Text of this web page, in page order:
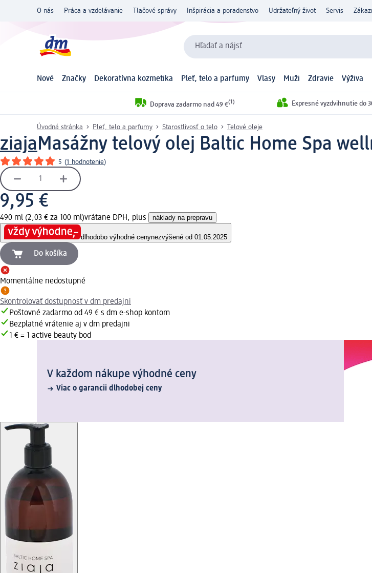
O nás Práca a vzdelávanie Tlačové správy Inšpirácia a poradenstvo Udržateľný život Servis
Hľadať a nájsť
Nové Značky Dekoratívna kozmetika Pleť, telo a parfumy Vlasy Muži Zdravie Výživa
Doprava zadarmo nad 49 €(1) Expresné vyzdvihnutie do
Úvodná stránka Pleť, telo a parfumy Starostlivosť o telo Telové oleje
ziajaMasážny telový olej Baltic Home Spa
5 (1 hodnotenie)
9,95 €
490 ml (2,03 € za 100 ml)vrátane DPH, plus náklady na prepravu
dlhodobo výhodné cenynezvýšené od 01.05.2025
Do košíka
Momentálne nedostupné
Skontrolovať dostupnosť v dm predajni
Poštovné zadarmo od 49 € s dm e-shop kontom
Bezplatné vrátenie aj v dm predajni
1 € = 1 active beauty bod
V každom nákupe výhodné ceny
Viac o garancii dlhodobej ceny